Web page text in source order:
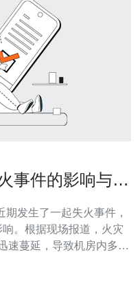
事件的影响与应
。根据现场报道，火灾
速蔓延，导致机房内多台
难恢复策略。